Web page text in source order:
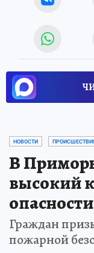
НОВОСТИ
В
высокий
Граждан
пожарной